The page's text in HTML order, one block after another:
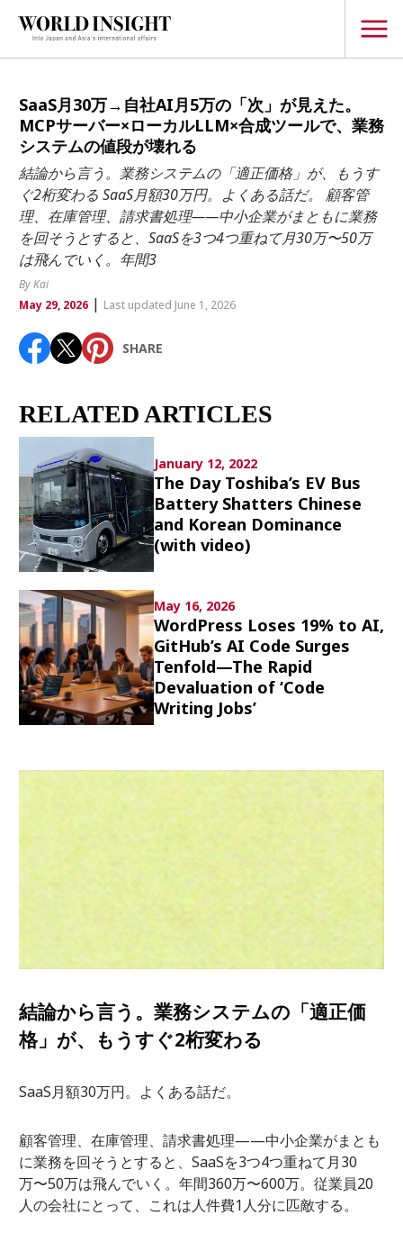
TOPICS
Interview
Japanese
Hiroshima
Politics
Security
Tech/Science
Society
Environment
Culture
Article List
Popular keywords
Fukushimajapan globalizationOHTANI
nootbaarhachimura
SaaS月30万→自社AI月5万の「次」が見えた。
MCPサーバー×ローカルLLM×合成ツールで、業務
システムの値段が壊れる
結論から言う。業務システムの「適正価格」が、もうす
ぐ2桁変わる SaaS月額30万円。よくある話だ。 顧客管
理、在庫管理、請求書処理——中小企業がまともに業務
を回そうとすると、SaaSを3つ4つ重ねて月30万〜50万
は飛んでいく。年間3
By Kai
May 29, 2026| Last updated June 1, 2026
SHARE
RELATED ARTICLES
January 12, 2022
The Day Toshiba’s EV Bus
Battery Shatters Chinese
and Korean Dominance
(with video)
May 16, 2026
WordPress Loses 19% to AI,
GitHub’s AI Code Surges
Tenfold—The Rapid
Devaluation of ‘Code
Writing Jobs’
結論から言う。業務システムの「適正価
格」が、もうすぐ2桁変わる
SaaS月額30万円。よくある話だ。
顧客管理、在庫管理、請求書処理——中小企業がまとも
に業務を回そうとすると、SaaSを3つ4つ重ねて月30
万〜50万は飛んでいく。年間360万〜600万。従業員20
人の会社にとって、これは人件費1人分に匹敵する。
Popular keywords
Fukushimajapan globalizationOHTANInootbaar